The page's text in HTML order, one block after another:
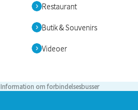
Restaurant
Butik & Souvenirs
Videoer
Information om forbindelsesbusser